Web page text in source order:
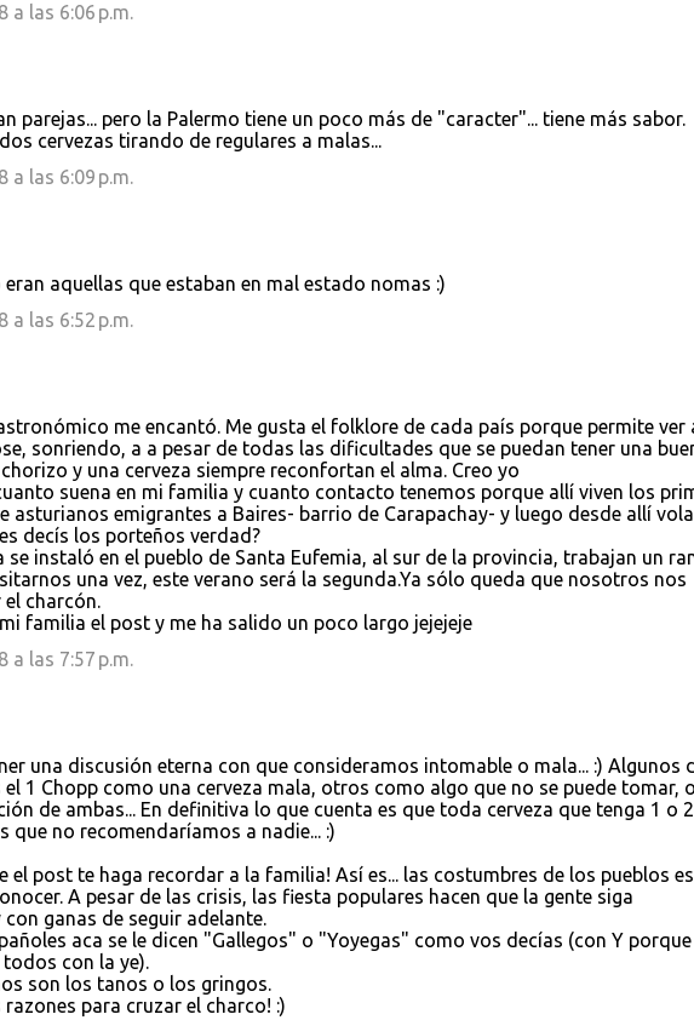
a las 6:06 p.m.
parejas... pero la Palermo tiene un poco más de "caracter"... tiene más sabor.
cervezas tirando de regulares a malas...
a las 6:09 p.m.
aquellas que estaban en mal estado nomas :)
a las 6:52 p.m.
me encantó. Me gusta el folklore de cada país porque permite ver
sonriendo, a a pesar de todas las dificultades que se puedan tener una
y una cerveza siempre reconfortan el alma. Creo yo
suena en mi familia y cuanto contacto tenemos porque allí viven los
asturianos emigrantes a Baires- barrio de Carapachay- y luego desde allí
decís los porteños verdad?
se instaló en el pueblo de Santa Eufemia, al sur de la provincia, trabajan un
una vez, este verano será la segunda.Ya sólo queda que nosotros nos
charcón.
familia el post y me ha salido un poco largo jejejeje
a las 7:57 p.m.
una discusión eterna con que consideramos intomable o mala... :) Algunos
1 Chopp como una cerveza mala, otros como algo que no se puede tomar,
de ambas... En definitiva lo que cuenta es que toda cerveza que tenga 1 o 2
que no recomendaríamos a nadie... :)
el post te haga recordar a la familia! Así es... las costumbres de los pueblos es
A pesar de las crisis, las fiesta populares hacen que la gente siga
ganas de seguir adelante.
aca se le dicen "Gallegos" o "Yoyegas" como vos decías (con Y
con la ye).
son los tanos o los gringos.
razones para cruzar el charco! :)